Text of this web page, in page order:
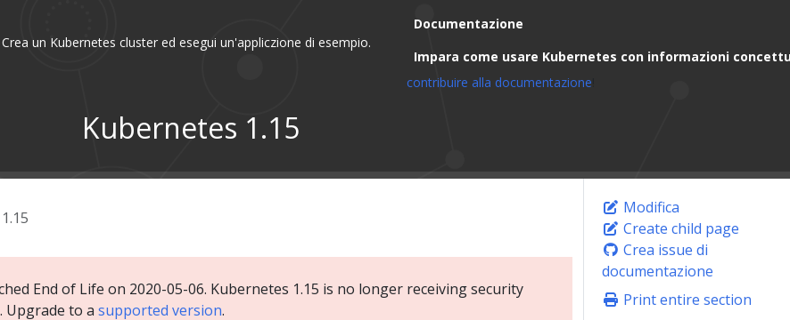
un Kubernetes cluster ed esegui un'appliczione di esempio.
Documentazione
Impara come usare Kubernetes con informazioni
contribuire alla documentazione
Kubernetes 1.15
Modifica
Create child page
Crea issue di
documentazione
Print entire section
End of Life on 2020-05-06. Kubernetes 1.15 is no longer receiving security
Upgrade to a supported version.